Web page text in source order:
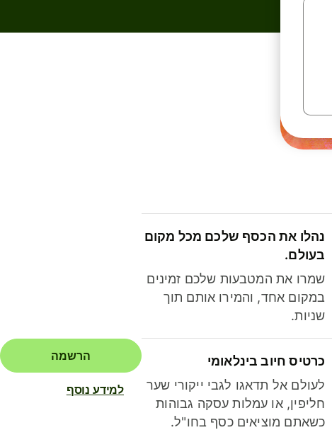
נהלו את הכסף שלכם מכל מקום
בעולם.
שמרו את המטבעות שלכם זמינים
במקום אחד, והמירו אותם תוך
שניות.
כרטיס חיוב בינלאומי
לעולם אל תדאגו לגבי ייקורי שער
חליפין, או עמלות עסקה גבוהות
כשאתם מוציאים כסף בחו"ל.
הרשמה
למידע נוסף